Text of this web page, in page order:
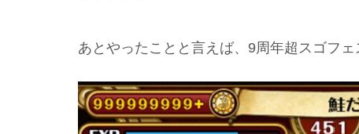
あとやったことと言えば、9周年超スゴフ